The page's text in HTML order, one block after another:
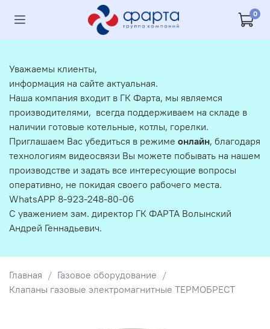
0
Главная
Газовое оборудование
Клапаны газовые электромагнитные ТЕРМОБРЕСТ
Уважаемы клиенты,
информация на сайте актуальная.
Наша компания входит в ГК Фарта, мы являемся
производителями, всегда поддерживаем на складе в
наличии готовые котельные, котлы, горелки.
Приглашаем Вас убедиться в режиме онлайн, благодаря
технологиям видеосвязи Вы можете побывать на нашем
производстве и задать все интересующие вопросы
оперативно, не покидая своего рабочего места.
WhatsAPP 8-923-248-80-06
С уважением зам. директор ГК ФАРТА Волынский
Андрей Геннадьевич.